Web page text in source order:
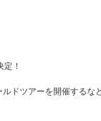
にわかれての実施と
60名、合計180名
程400名（各日程：各
！
ドツアーを開催するな